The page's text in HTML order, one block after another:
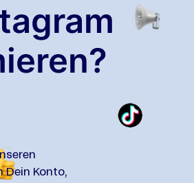
Dein Konto,